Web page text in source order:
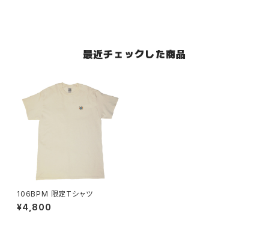
最近チェックした商品
106BPM 限定Tシャツ
¥4,800